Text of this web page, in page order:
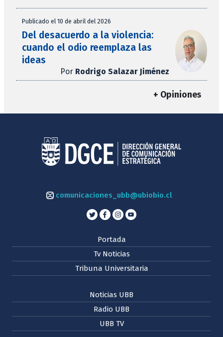
Publicado el 10 de abril del 2026
Del desacuerdo a la violencia:
cuando el odio reemplaza las
ideas
Por Rodrigo Salazar Jiménez
+ Opiniones
comunicaciones_ubb@ubiobio.cl
Portada
Tv Noticias
Tribuna Universitaria
Noticias UBB
Radio UBB
UBB TV